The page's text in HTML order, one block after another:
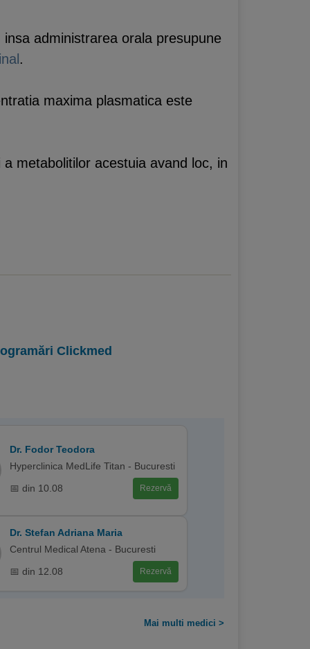
administrarea orala presupune
.
maxima plasmatica este
metabolitilor acestuia avand loc, in
Clickmed
Dr. Fodor Teodora
Hyperclinica MedLife Titan - Bucuresti
📅 din 10.08 Rezervă
Dr. Stefan Adriana Maria
Centrul Medical Atena - Bucuresti
📅 din 12.08 Rezervă
Mai multi medici >